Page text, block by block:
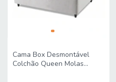
Cama Box Desmontável
Colchão Queen Molas